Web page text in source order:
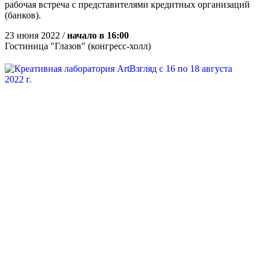
рабочая встреча с представителями кредитных организаций
(банков).
23 июня 2022 /начало в 16:00
Гостиница "Глазов" (конгресс-холл)